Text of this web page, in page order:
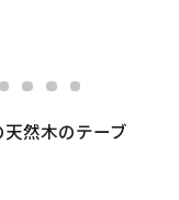
然木のテーブ